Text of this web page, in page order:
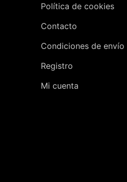
Política de cookies
Contacto
Condiciones de
Registro
Mi cuenta